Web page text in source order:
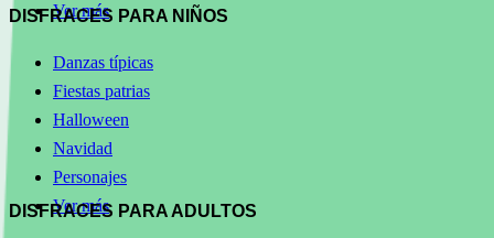
Ver más
DISFRACES PARA NIÑOS
Danzas típicas
Fiestas patrias
Halloween
Navidad
Personajes
Ver más
DISFRACES PARA ADULTOS